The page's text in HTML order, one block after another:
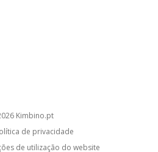
kimbino.pt
de privacidade
de utilização do website